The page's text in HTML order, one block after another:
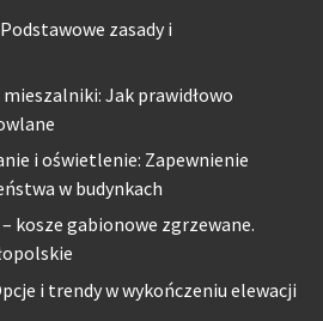
zasady i
Jak prawidłowo
i oświetlenie: Zapewnienie
w budynkach
kosze gabionowe zgrzewane.
i trendy w wykończeniu elewacji